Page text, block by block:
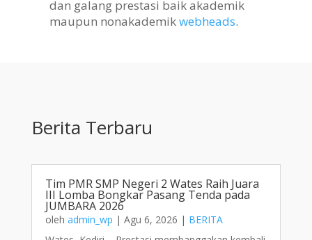
dan galang prestasi baik akademik
maupun nonakademikwebheads.
Berita Terbaru
Tim PMR SMP Negeri 2 Wates Raih Juara
III Lomba Bongkar Pasang Tenda pada
JUMBARA 2026
oleh admin_wp | Agu 6, 2026 | BERITA